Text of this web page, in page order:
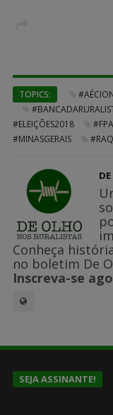
TOPICS:
#ELEIÇÕES2018
#FPA
#MINASGERAIS
Conheça
no boletim De
Inscreva-se
SEJA ASSINANTE!